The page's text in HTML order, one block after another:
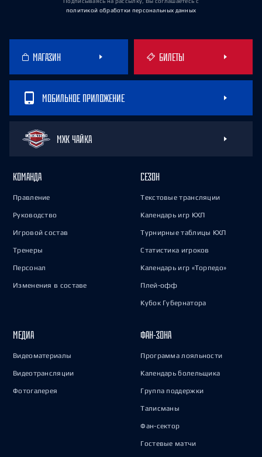
политикой обработки персональных данных
МАГАЗИН БИЛЕТЫ
МОБИЛЬНОЕ ПРИЛОЖЕНИЕ
МХК ЧАЙКА
КОМАНДА
Правление
Руководство
Игровой состав
Тренеры
Персонал
Изменения в составе
СЕЗОН
Текстовые трансляции
Календарь игр КХЛ
Турнирные таблицы КХЛ
Статистика игроков
Календарь игр «Торпедо»
Плей-офф
Кубок Губернатора
МЕДИА
Видеоматериалы
Видеотрансляции
Фотогалерея
ФАН-ЗОНА
Программа лояльности
Календарь болельщика
Группа поддержки
Талисманы
Фан-сектор
Гостевые матчи